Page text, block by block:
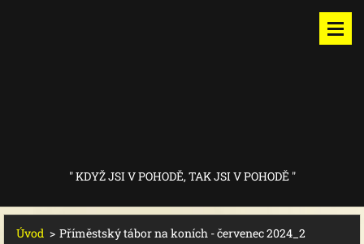
" KDYŽ JSI V POHODĚ, TAK JSI V POHODĚ "
Úvod > Příměstský tábor na koních - červenec 2024_2